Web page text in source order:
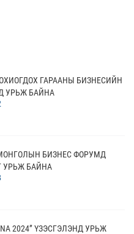
ГАРААНЫ БИЗНЕСИЙН
УРЬЖ БАЙНА
БИЗНЕС ФОРУМД
УРЬЖ БАЙНА
2024” ҮЗЭСГЭЛЭНД УРЬЖ